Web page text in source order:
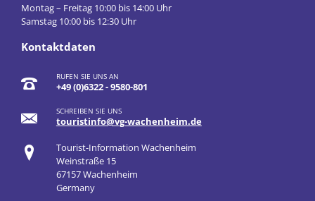
Montag – Freitag 10:00 bis 14:00 Uhr
Samstag 10:00 bis 12:30 Uhr
Kontaktdaten
RUFEN SIE UNS AN
+49 (0)6322 - 9580-801
SCHREIBEN SIE UNS
touristinfo@vg-wachenheim.de
Tourist-Information Wachenheim
Weinstraße 15
67157 Wachenheim
Germany